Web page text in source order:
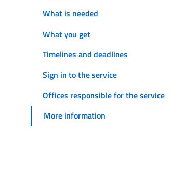
What is needed
What you get
Timelines and deadlines
Sign in to the service
Offices responsible for the service
More information